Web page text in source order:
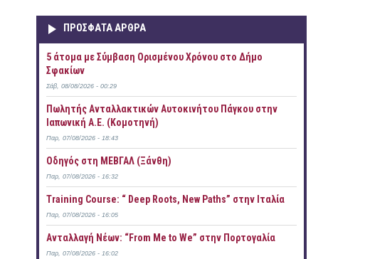
ΠΡOΣΦΑΤΑ AΡΘΡΑ
5 άτομα με Σύμβαση Ορισμένου Χρόνου στο Δήμο
Σφακίων
Σάβ, 08/08/2026 - 00:29
Πωλητής Ανταλλακτικών Αυτοκινήτου Πάγκου στην
Ιαπωνική Α.Ε. (Κομοτηνή)
Παρ, 07/08/2026 - 18:43
Οδηγός στη ΜΕΒΓΑΛ (Ξάνθη)
Παρ, 07/08/2026 - 16:32
Training Course: “ Deep Roots, New Paths” στην Ιταλία
Παρ, 07/08/2026 - 16:05
Ανταλλαγή Νέων: “From Me to We” στην Πορτογαλία
Παρ, 07/08/2026 - 16:02